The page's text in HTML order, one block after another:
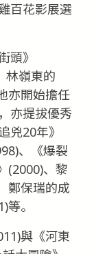
百花影展選
頭》
林嶺東的
亦開始擔任
亦提拔優秀
兇20年》
、《爆裂
(2000)、黎
鄭保瑞的成
。
與《河東